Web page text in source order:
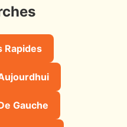
Rapides
Gauche